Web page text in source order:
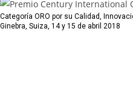
Categoría ORO por su Calidad,
Ginebra, Suiza, 14 y 15 de abril 2018